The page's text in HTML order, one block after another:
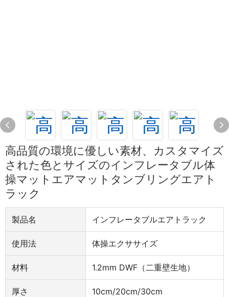
高品質の環境に優しい素材、カスタマイズ
された色とサイズのインフレータブル体
操マットエアマットタンブリングエアト
ラック
製品名 インフレータブルエアトラック
使用法 体操エクササイズ
材料 1.2mm DWF（二重壁生地）
厚さ 10cm/20cm/30cm